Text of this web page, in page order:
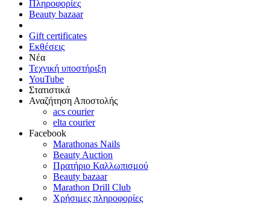
Πληροφορίες
Beauty bazaar
Gift certificates
Εκθέσεις
Νέα
Τεχνική υποστήριξη
YouTube
Στατιστικά
Αναζήτηση Αποστολής
acs courier
elta courier
Facebook
Marathonas Nails
Beauty Auction
Πρατήριο Καλλωπισμού
Beauty bazaar
Marathon Drill Club
Χρήσιμες πληροφορίες